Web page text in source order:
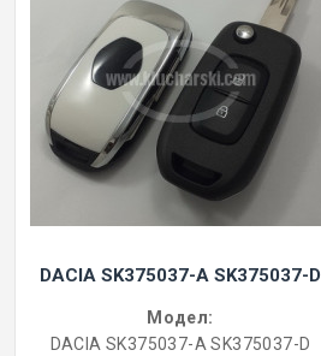
КЛЮЧАРСКИ МАШИНИ
КЛЮЧАРСКИ УСЛУГИ
ИМОБИЛАЙЗЕРИ
DACIA SK375037-A SK375037-D
Модел:
DACIA SK375037-A SK375037-D